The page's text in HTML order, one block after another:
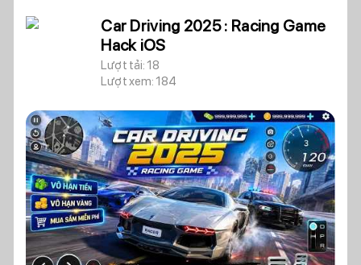
Car Driving 2025 : Racing Game
Hack iOS
Lượt tải: 18
Lượt xem: 184